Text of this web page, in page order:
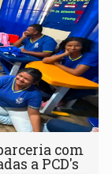
com
a PCD's